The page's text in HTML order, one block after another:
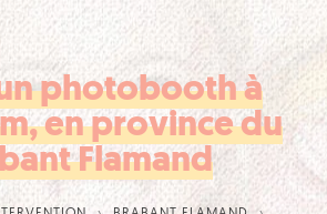
photobooth à
en province du
Flamand